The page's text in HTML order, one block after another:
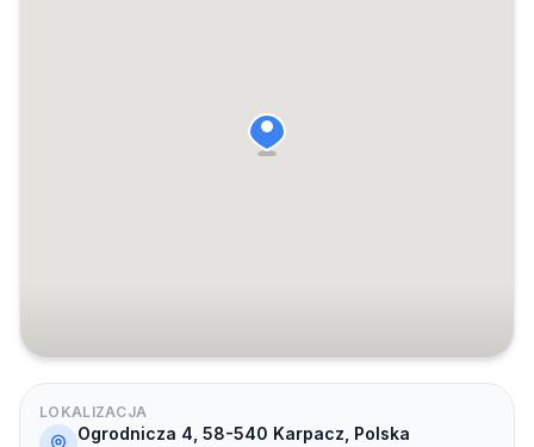
LOKALIZACJA
Ogrodnicza 4, 58-540 Karpacz, Polska